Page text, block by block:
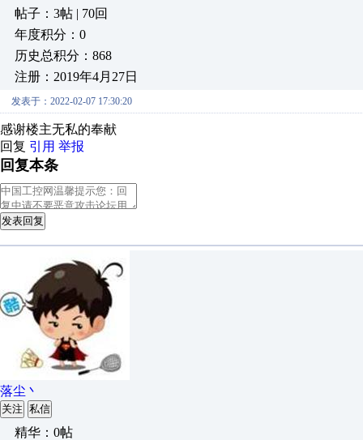
帖子：3帖 | 70回
年度积分：0
历史总积分：868
注册：2019年4月27日
发表于：2022-02-07 17:30:20
感谢楼主无私的奉献
回复 引用 举报
回复本条
发表回复
落尘丶
关注 私信
精华：0帖